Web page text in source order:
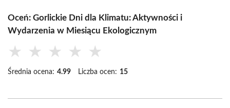
Oceń: Gorlickie Dni dla Klimatu: Aktywności i
Wydarzenia w Miesiącu Ekologicznym
★ ★ ★ ★ ★
Średnia ocena: 4.99 Liczba ocen: 15